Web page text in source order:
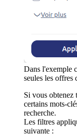
Dans l'exemple
seules les offres
Si vous obtenez
certains mots-
recherche.
Les filtres
suivante :